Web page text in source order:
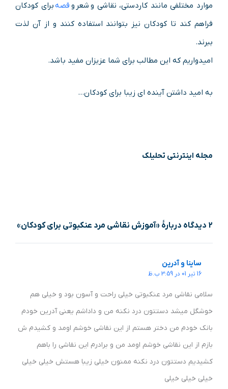
موارد مختلفی مانند کاردستی، نقاشی و شعر و قصهبرای کودکان
فراهم کند تا کودکان نیز بتوانند استفاده کنند و از آن لذت
ببرند.
امیدواریم که این مطالب برای شما عزیزان مفید باشد.
به امید داشتن آینده ای زیبا برای کودکان…
مجله اینترنتی تحلیلک
2 دیدگاه دربارهٔ «آموزش نقاشی مرد عنکبوتی برای کودکان»
ساینا و آدرین
16 تیر 01 در 3:59 ب.ظ
سلامی نقاشی مرد عنکبوتی خیلی راحت و آسون بود و خیلی هم
خوشگل میشد دستتون درد نکنه من و داداشم یعنی آدرین خودم
بانک خودم من دختر هستم از این نقاشی خوشم اومد و کشیدم ش
بازم از این نقاشی خوشم اومد من و برادرم این نقاشی را باهم
کشیدیم دستتون درد نکنه ممنون خیلی زیبا هستش خیلی خیلی
خیلی خیلی خیلی